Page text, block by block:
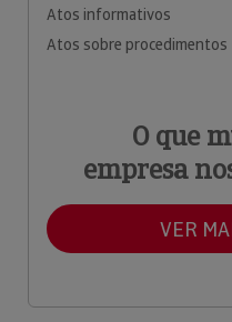
Atos informativos
Atos sobre procedimentos
O que
empresa
VER